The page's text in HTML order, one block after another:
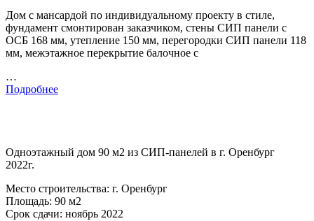
Дом с мансардой по индивидуальному проекту в стиле,
фундамент смонтирован заказчиком, стены СИП панели с
ОСБ 168 мм, утепление 150 мм, перегородки СИП панели 118
мм, межэтажное перекрытие балочное с
…
Подробнее
Одноэтажный дом 90 м2 из СИП-панелей в г. Оренбург
2022г.
Место строительства: г. Оренбург
Площадь: 90 м2
Срок сдачи: ноябрь 2022